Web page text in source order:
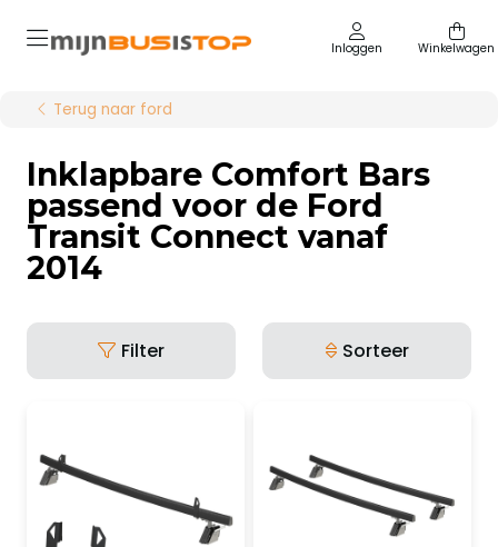
Inloggen Winkelwagen
Terug naar ford
Inklapbare Comfort Bars
passend voor de Ford
Transit Connect vanaf
2014
Filter Sorteer